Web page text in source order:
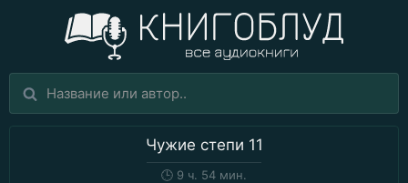
Чужие степи 11
🕒 9 ч. 54 мин.